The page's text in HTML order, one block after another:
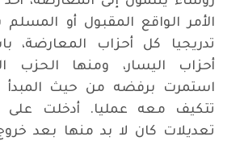
الأمر الواقع المقبول أو
تدريجيا كل أحزاب المعارضة،
أحزاب اليسار، ومنها الحزب
استمرت برفضه من حيث المبدأ
تتكيف معه عمليا. أدخلت على
تعديلات كان لا بد منها بعد